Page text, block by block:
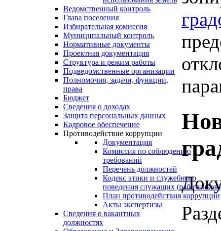
Ведомственный контроль
Глава поселения
Избирательная комиссия
Муниципальный контроль
Нормативные документы
Проектная документация
Структура и режим работы
Подведомственные организации
Полномочия, задачи, функции,
права
Бюджет
Сведения о доходах
Защита персональных данных
Кадровое обеспечение
Противодействие коррупции
Документация
Комиссия по соблюдению
требований
Перечень должностей
Кодекс этики и служебного
поведения служащих (работников)
План противодействия коррупции
Акты экспертизы
Сведения о вакантных
должностях